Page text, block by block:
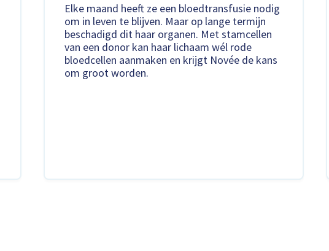
Elke maand heeft ze een bloedtransfusie nodig
om in leven te blijven. Maar op lange termijn
beschadigd dit haar organen. Met stamcellen
van een donor kan haar lichaam wél rode
bloedcellen aanmaken en krijgt Novée de kans
om groot worden.